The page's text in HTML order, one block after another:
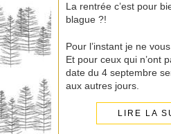
La rentrée c’est pour
blague ?!
Pour l’instant je ne
Et pour ceux qui n’ont
date du 4 septembre
aux autres jours.
LIRE LA